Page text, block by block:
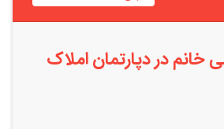
خانم در دپارتمان املاک